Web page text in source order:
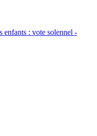
enfants : vote solennel -